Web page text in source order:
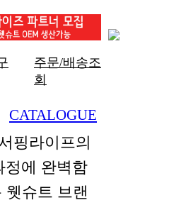
주문/배송조
회
+
CATALOGUE
핑라이프의
정에 완벽함
웻슈트 브랜